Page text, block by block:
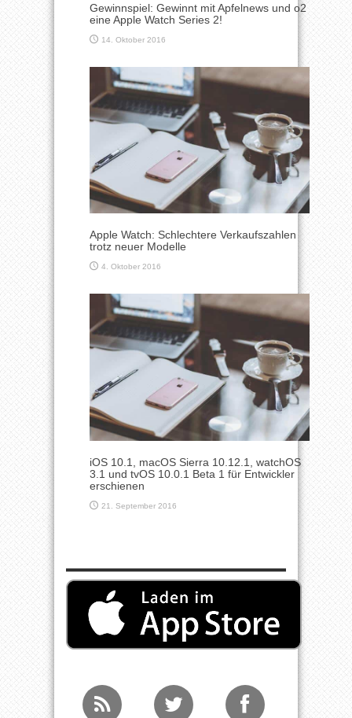
Gewinnspiel: Gewinnt mit Apfelnews und o2
eine Apple Watch Series 2!
14. Oktober 2016
Apple Watch: Schlechtere Verkaufszahlen
trotz neuer Modelle
4. Oktober 2016
iOS 10.1, macOS Sierra 10.12.1, watchOS
3.1 und tvOS 10.0.1 Beta 1 für Entwickler
erschienen
21. September 2016